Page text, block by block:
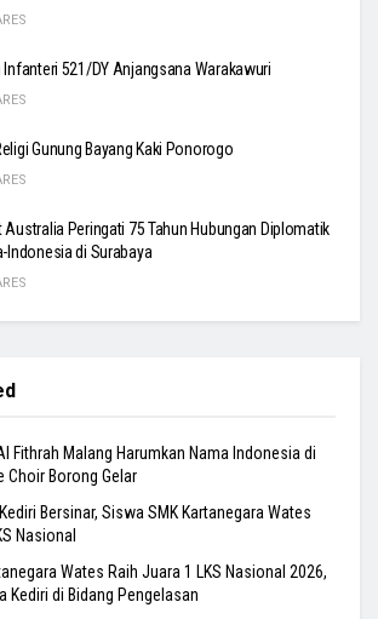
Infanteri 521/DY Anjangsana Warakawuri
Gunung Bayang Kaki Ponorogo
Australia Peringati 75 Tahun Hubungan Diplomatik
Indonesia di Surabaya
Fithrah Malang Harumkan Nama Indonesia di
Choir Borong Gelar
Bersinar, Siswa SMK Kartanegara Wates
Nasional
Wates Raih Juara 1 LKS Nasional 2026,
Kediri di Bidang Pengelasan